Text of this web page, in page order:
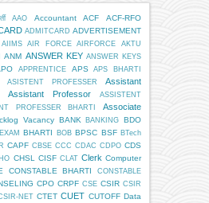
AAO Accountant ACF
ACF-RFO
ADMITCARD ADVERTISEMENT
AIIMS AIR FORCE AIRFORCE
AKTU
ANM ANSWER KEY ANSWER KEYS
APPRENTICE APS APS BHARTI
ASISTENT PROFESSER
Assistant
Assistant Professor
ASSISTENT
PROFESSER BHARTI
Associate
Vacancy BANK BANKING BDO
BHARTI BOB BPSC BSF BTech
CAPF CBSE CCC CDAC CDPO CDS
CHSL CISF CLAT Clerk Computer
CONSTABLE BHARTI
CONSTABLE
CPO CRPF CSE CSIR CSIR
NET CTET CUET CUTOFF Data